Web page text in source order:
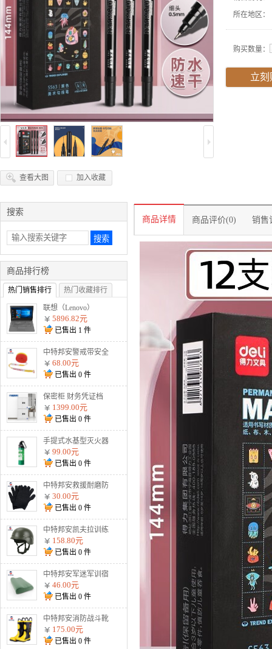
查看大图 加入收藏
所在地区：
购买数量：
立刻
搜索
商品排行榜
热门销售排行 热门收藏排行
联想（Lenovo）
V330-14 I5-8250U
8G 1T 2G独显 无光
驱 W10 灰
5896.82元
已售出 1 件
中特邦安警戒带安全
隔离警示线交通警示
带涤 盒装125米加厚
款警戒线
68.00元
已售出 0 件
保密柜 财务凭证档
案柜文件柜智能资料
柜 通双节暗斗 电子
密码款
1399.00元
已售出 0 件
手提式水基型灭火器
MSJ900 900ml水基
99.00元
已售出 0 件
中特邦安救援耐磨防
割手套战术防护钢丝
金属用品黑色2根钢
丝 加强防割手套
30.00元
已售出 0 件
中特邦安凯夫拉训练
盔战术防暴户外安全
头盔 900g标准训练
盔（不防弹）
158.80元
已售出 0 件
中特邦安军迷军训宿
舍整理内务用品 枕
头
46.00元
已售出 0 件
中特邦安消防战斗靴
防护水鞋耐高温防火
扑火抢险救援02式
02款消防靴
175.00元
已售出 0 件
商品详情 商品评价(0) 销售